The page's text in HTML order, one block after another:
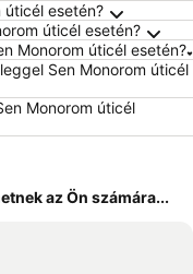
úticél esetén?
úticél esetén?
Monorom úticél esetén?
Sen Monorom úticél
Monorom úticél
az Ön számára...